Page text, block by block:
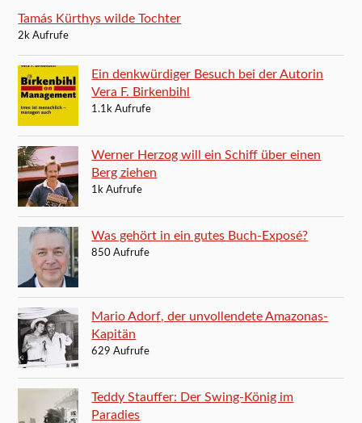
Tamás Kürthys wilde Tochter
2k Aufrufe
Ein denkwürdiger Besuch bei der Autorin
Vera F. Birkenbihl
1.1k Aufrufe
Werner Herzog will ein Schiff über einen
Berg ziehen
1k Aufrufe
Was gehört in ein gutes Buch-Exposé?
850 Aufrufe
Mario Adorf, der unvollendete Amazonas-
Kapitän
629 Aufrufe
Teddy Stauffer: Der Swing-König im
Paradies